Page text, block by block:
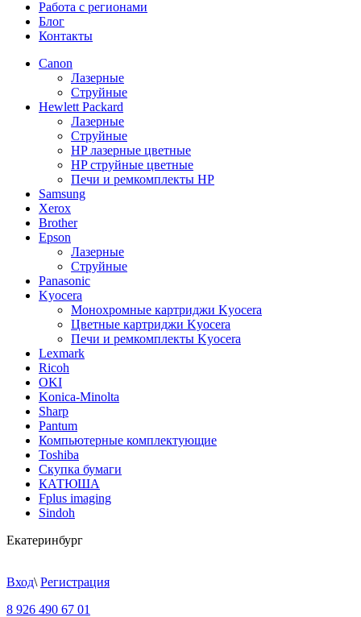
Работа с регионами
Блог
Контакты
Canon
Лазерные
Струйные
Hewlett Packard
Лазерные
Струйные
HP лазерные цветные
HP струйные цветные
Печи и ремкомплекты HP
Samsung
Xerox
Brother
Epson
Лазерные
Струйные
Panasonic
Kyocera
Монохромные картриджи Kyocera
Цветные картриджи Kyocera
Печи и ремкомплекты Kyocera
Lexmark
Ricoh
OKI
Konica-Minolta
Sharp
Pantum
Компьютерные комплектующие
Toshiba
Скупка бумаги
КАТЮША
Fplus imaging
Sindoh
Екатеринбург
Вход\ Регистрация
8 926 490 67 01